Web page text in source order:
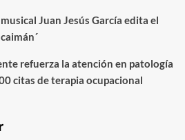
Juan Jesús García edita el
refuerza la atención en patología
citas de terapia ocupacional